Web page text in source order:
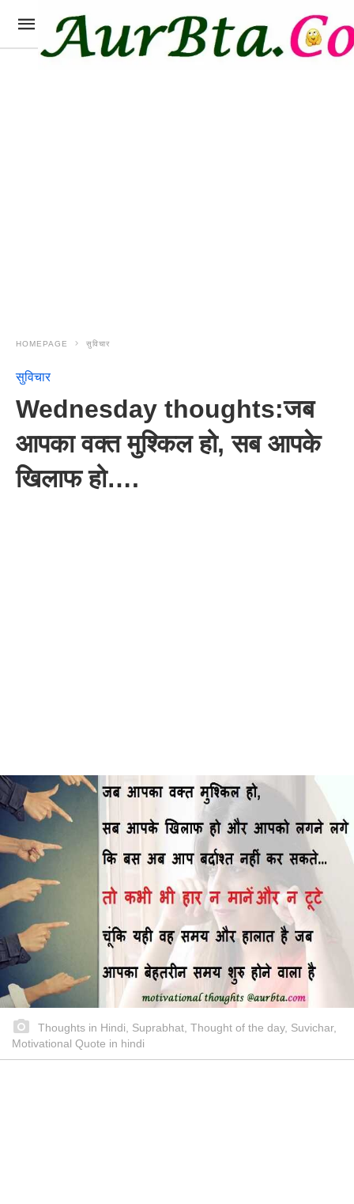
HOMEPAGE सुविचार
सुविचार
Wednesday thoughts:जब
आपका वक्त मुश्किल हो, सब आपके
खिलाफ हो….
Thoughts in Hindi, Suprabhat, Thought of the day, Suvichar,
Motivational Quote in hindi